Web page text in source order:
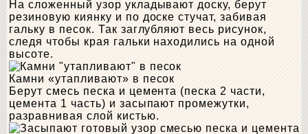
На сложенный узор укладывают доску, берут
резиновую киянку и по доске стучат, забивая
гальку в песок. Так заглубляют весь рисунок,
следя чтобы края гальки находились на одной
высоте.
Камни «утапливают» в песок
Берут смесь песка и цемента (песка 2 части,
цемента 1 часть) и засыпают промежутки,
разравнивая слой кистью.